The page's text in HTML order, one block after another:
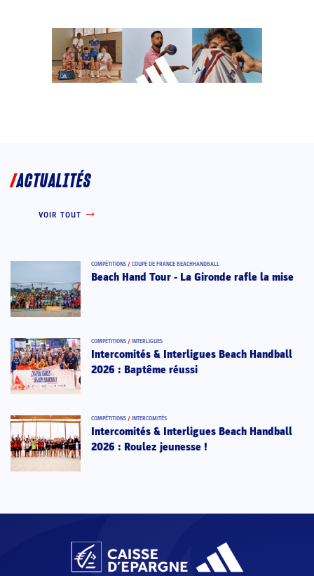
ACTUALITÉS
VOIR TOUT
COMPÉTITIONS / COUPE DE FRANCE BEACHHANDBALL
Beach Hand Tour - La Gironde rafle la mise
COMPÉTITIONS / INTERLIGUES
Intercomités & Interligues Beach Handball
2026 : Baptême réussi
COMPÉTITIONS / INTERCOMITÉS
Intercomités & Interligues Beach Handball
2026 : Roulez jeunesse !